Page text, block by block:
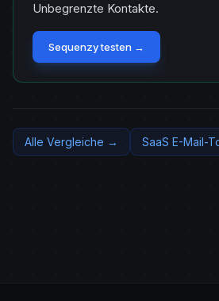
Unbegrenzte Kontakte.
Sequenzy testen →
Alle Vergleiche → SaaS E-Mail-